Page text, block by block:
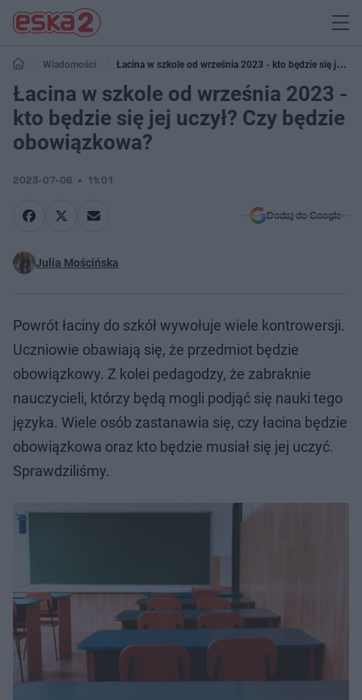
Wiadomości
Łacina w szkole od września 2023 - kto będzie się jej
uczył? Czy będzie obowiązkowa?
Łacina w szkole od września 2023 -
kto będzie się jej uczył? Czy będzie
obowiązkowa?
2023-07-06 11:01
Dodaj do Google
Julia Mościńska
Powrót łaciny do szkół wywołuje wiele kontrowersji.
Uczniowie obawiają się, że przedmiot będzie
obowiązkowy. Z kolei pedagodzy, że zabraknie
nauczycieli, którzy będą mogli podjąć się nauki tego
języka. Wiele osób zastanawia się, czy łacina będzie
obowiązkowa oraz kto będzie musiał się jej uczyć.
Sprawdziliśmy.